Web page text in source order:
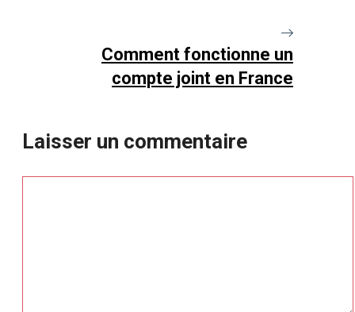
Comment fonctionne un
compte joint en France
Laisser un commentaire